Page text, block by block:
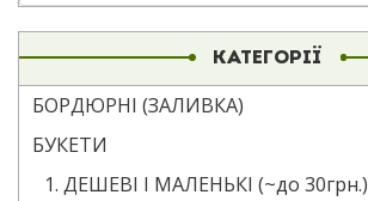
КАТЕГОРІЇ
БОРДЮРНІ (ЗАЛИВКА)
БУКЕТИ
1. ДЕШЕВІ І МАЛЕНЬКІ (~до 30грн.)